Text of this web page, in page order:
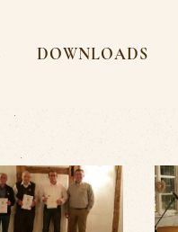
DOWNLOADS